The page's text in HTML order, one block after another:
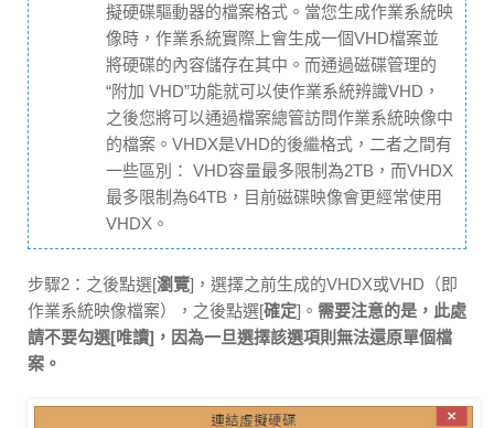
擬硬碟驅動器的檔案格式。當您生成作業系統映
像時，作業系統實際上會生成一個VHD檔案並
將硬碟的內容儲存在其中。而通過磁碟管理的
“附加 VHD”功能就可以使作業系統辨識VHD，
之後您將可以通過檔案總管訪問作業系統映像中
的檔案。VHDX是VHD的後繼格式，二者之間有
一些區別： VHD容量最多限制為2TB，而VHDX
最多限制為64TB，目前磁碟映像會更經常使用
VHDX。
步驟2：之後點選[瀏覽]，選擇之前生成的VHDX或VHD（即
作業系統映像檔案），之後點選[確定]。 需要注意的是，此處
請不要勾選[唯讀]，因為一旦選擇該選項則無法還原單個檔
案。